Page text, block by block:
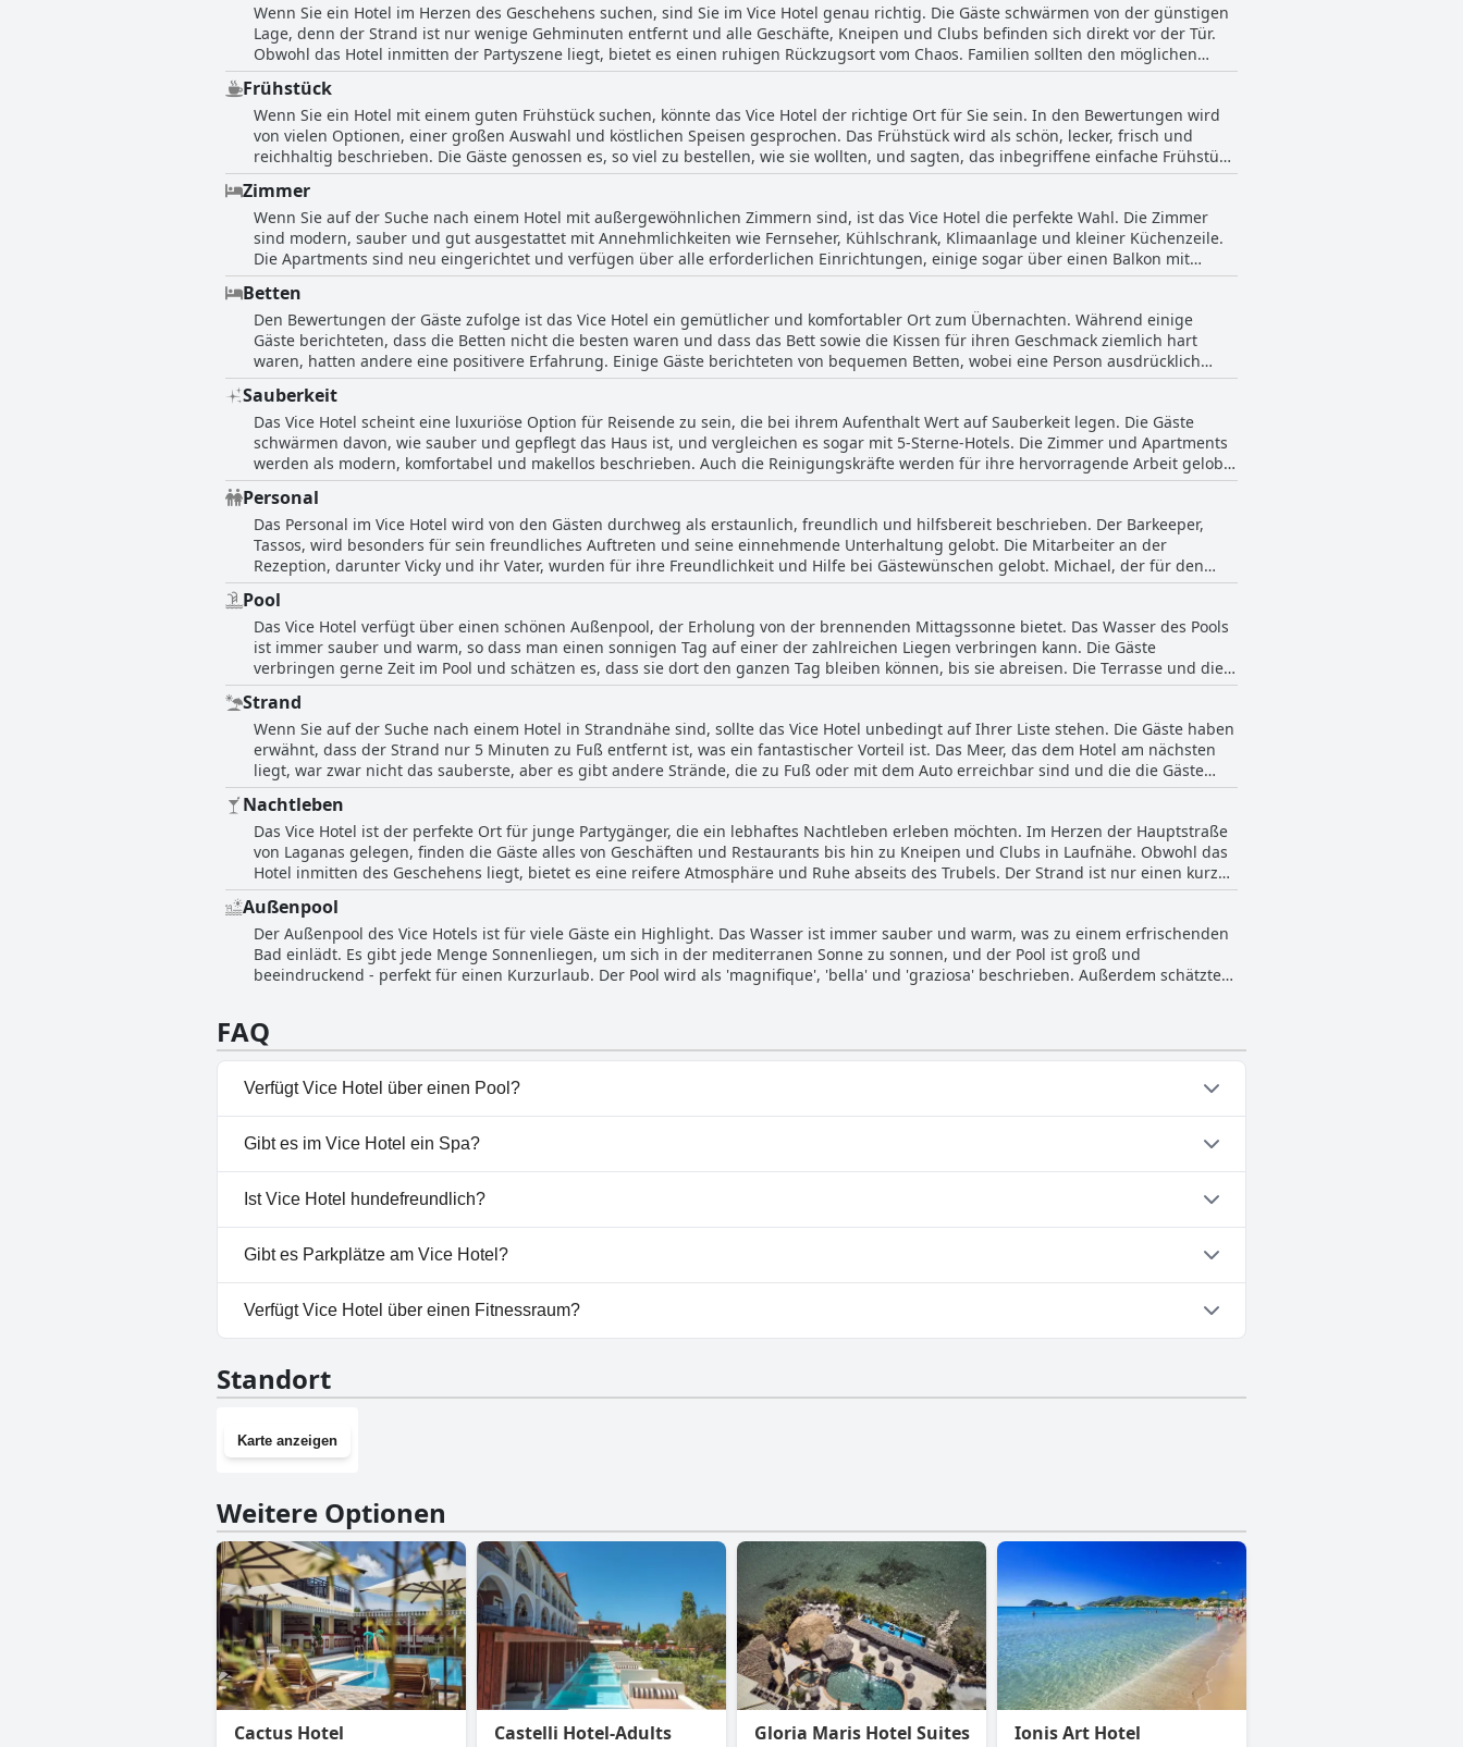
Wenn Sie ein Hotel im Herzen des Geschehens suchen, sind Sie im Vice Hotel genau richtig. Die Gäste schwärmen von der günstigen
Lage, denn der Strand ist nur wenige Gehminuten entfernt und alle Geschäfte, Kneipen und Clubs befinden sich direkt vor der Tür.
Obwohl das Hotel inmitten der Partyszene liegt, bietet es einen ruhigen Rückzugsort vom Chaos. Familien sollten den möglichen
Lärm der nahegelegenen Nachtclubs beachten, aber für diejenigen, die einen lebendigen und zentralen Ausgangspunkt für die
Erkundung der Insel suchen, ist die perfekte Lage des Vice Hotels unübertrefflich.
Frühstück
Wenn Sie ein Hotel mit einem guten Frühstück suchen, könnte das Vice Hotel der richtige Ort für Sie sein. In den Bewertungen wird
von vielen Optionen, einer großen Auswahl und köstlichen Speisen gesprochen. Das Frühstück wird als schön, lecker, frisch und
reichhaltig beschrieben. Die Gäste genossen es, so viel zu bestellen, wie sie wollten, und sagten, das inbegriffene einfache Frühstück
sei gut. Einige nannten es sogar unglaublich. In einigen wenigen Bewertungen wird erwähnt, dass die Auswahl begrenzt ist oder
man für bestimmte Speisen extra bezahlen muss, aber insgesamt wurde das Frühstück positiv bewertet. Einige Gäste sagten, es sei
ein perfektes Buffet, andere erwähnten bestimmte Dinge, die sie gerne gegessen haben, wie frisches Obst, griechischen Joghurt und
Omeletts. Einige Gäste bemängelten die sich wiederholenden Optionen, aber viele genossen die Vielfalt des Angebots. Das Frühstück
wurde in mehreren Sprachen beschrieben, wobei sich Gäste auf Französisch, Deutsch, Ungarisch, Italienisch, Niederländisch und
Hebräisch positiv äußerten. Insgesamt scheint das Vice Hotel eine gute Wahl für diejenigen zu sein, die vor dem Start in den Tag ein
leckeres Frühstück genießen möchten.
Zimmer
Wenn Sie auf der Suche nach einem Hotel mit außergewöhnlichen Zimmern sind, ist das Vice Hotel die perfekte Wahl. Die Zimmer
sind modern, sauber und gut ausgestattet mit Annehmlichkeiten wie Fernseher, Kühlschrank, Klimaanlage und kleiner Küchenzeile.
Die Apartments sind neu eingerichtet und verfügen über alle erforderlichen Einrichtungen, einige sogar über einen Balkon mit
einem schönen Platz zum Sitzen und Entspannen. Alle Zimmer und Apartments sind makellos und schallisoliert, so dass Sie einen
angenehmen und komfortablen Aufenthalt genießen können. Die Badezimmer sind mit allem ausgestattet, was Sie brauchen,
einschließlich einer großen Dusche und einem Haartrockner. Die geräumigen und ordentlich eingerichteten Zimmer haben im
Vergleich zu den anderen in der Gegend einen luxuriösen Charakter. Die Bilder der Zimmer im Vice Hotel geben eine klare
Vorstellung davon, was Sie erwartet. Neben den tollen Zimmern hat das Hotel auch ein fantastisches Personal. Vicky, die Managerin,
ist sehr hilfsbereit und steht immer für Fragen zur Verfügung. Das Hotel verfügt über einen Poolbereich mit einer Tischtennisplatte
und einem Billardbereich, in dem sich die Gäste entspannen können. Obwohl einige Gäste ihre Zimmer als klein empfanden, sind die
Zimmer des Vice Hotels im Großen und Ganzen sehr gepflegt, sauber und von guter Qualität.
Betten
Den Bewertungen der Gäste zufolge ist das Vice Hotel ein gemütlicher und komfortabler Ort zum Übernachten. Während einige
Gäste berichteten, dass die Betten nicht die besten waren und dass das Bett sowie die Kissen für ihren Geschmack ziemlich hart
waren, hatten andere eine positivere Erfahrung. Einige Gäste berichteten von bequemen Betten, wobei eine Person ausdrücklich
erwähnte, dass ihr Freund das Bett liebte. Obwohl es ein paar gemischte Bewertungen gab, war das Hotelpersonal sehr
entgegenkommend und gab den Gästen zusätzliche Kissen für einen bequemeren Schlaf. Insgesamt ist das Vice Hotel wegen seiner
gemütlichen und komfortablen Atmosphäre ein empfehlenswerter Ort für einen Aufenthalt.
Sauberkeit
Das Vice Hotel scheint eine luxuriöse Option für Reisende zu sein, die bei ihrem Aufenthalt Wert auf Sauberkeit legen. Die Gäste
schwärmen davon, wie sauber und gepflegt das Haus ist, und vergleichen es sogar mit 5-Sterne-Hotels. Die Zimmer und Apartments
werden als modern, komfortabel und makellos beschrieben. Auch die Reinigungskräfte werden für ihre hervorragende Arbeit gelobt.
Die Lage des Hotels, das Essen und die Annehmlichkeiten werden ebenfalls hoch bewertet. Insgesamt ist das Vice Hotel eine
hervorragende Wahl für alle, die einen sauberen und komfortablen Aufenthalt suchen.
Personal
Das Personal im Vice Hotel wird von den Gästen durchweg als erstaunlich, freundlich und hilfsbereit beschrieben. Der Barkeeper,
Tassos, wird besonders für sein freundliches Auftreten und seine einnehmende Unterhaltung gelobt. Die Mitarbeiter an der
Rezeption, darunter Vicky und ihr Vater, wurden für ihre Freundlichkeit und Hilfe bei Gästewünschen gelobt. Michael, der für den
Flughafentransfer zuständige Manager, wurde ebenfalls hoch gelobt. Mehrere Rezensenten merkten an, dass sich das Personal mehr
als nur Mühe gab, um den Gästen das bestmögliche Erlebnis zu bieten. Neben dem hervorragenden Service lobten viele Gäste auch
die Sauberkeit des Hotels und den schönen Poolbereich. Insgesamt sind die Mitarbeiter des Vice Hotels ein hervorstechendes
Merkmal des Hotels und tragen zu einer warmen und einladenden Atmosphäre für die Gäste bei.
Pool
Das Vice Hotel verfügt über einen schönen Außenpool, der Erholung von der brennenden Mittagssonne bietet. Das Wasser des Pools
ist immer sauber und warm, so dass man einen sonnigen Tag auf einer der zahlreichen Liegen verbringen kann. Die Gäste
verbringen gerne Zeit im Pool und schätzen es, dass sie dort den ganzen Tag bleiben können, bis sie abreisen. Die Terrasse und die
Aussicht auf den Pool sind ebenfalls schön und sorgen für ein entspannendes Erlebnis. Der Pool eignet sich hervorragend für
entspannende Abende, und zur Unterhaltung stehen Tischtennis und ein Billardtisch zur Verfügung. Die Gäste loben die Sauberkeit
und die Qualität des Pools, einige beschreiben ihn als erstaunlich. Das Hotel liegt in der Nähe des Laganas-Strandes, und einige
Zimmer bieten sogar direkten Zugang zum Pool, was für Ruhe und Entspannung sorgt. Der Pool im Vice Hotel wird von den Gästen
sehr empfohlen und jeder Gast lobt seine allgemeine Qualität und sein angenehmes Erlebnis.
Strand
Wenn Sie auf der Suche nach einem Hotel in Strandnähe sind, sollte das Vice Hotel unbedingt auf Ihrer Liste stehen. Die Gäste haben
erwähnt, dass der Strand nur 5 Minuten zu Fuß entfernt ist, was ein fantastischer Vorteil ist. Das Meer, das dem Hotel am nächsten
liegt, war zwar nicht das sauberste, aber es gibt andere Strände, die zu Fuß oder mit dem Auto erreichbar sind und die die Gäste
sehr empfehlen. Trotz dieses kleinen Mankos schätzen viele Gäste die hervorragende Lage des Hotels, das sich nicht nur in
Strandnähe, sondern auch in der Nähe der belebten Hauptstraße befindet. Ganz gleich, ob Sie einen erholsamen Tag am Strand
verbringen oder die pulsierende Stadt erkunden möchten, das Vice Hotel ist eine ideale Wahl.
Nachtleben
Das Vice Hotel ist der perfekte Ort für junge Partygänger, die ein lebhaftes Nachtleben erleben möchten. Im Herzen der Hauptstraße
von Laganas gelegen, finden die Gäste alles von Geschäften und Restaurants bis hin zu Kneipen und Clubs in Laufnähe. Obwohl das
Hotel inmitten des Geschehens liegt, bietet es eine reifere Atmosphäre und Ruhe abseits des Trubels. Der Strand ist nur einen kurzen
Spaziergang entfernt, so dass man tagsüber Sonne und Sand genießen kann, bevor man sich nachts der Party anschließt. Alles in
allem ist das Vice Hotel perfekt für alle, die sich amüsieren und austoben wollen.
Außenpool
Der Außenpool des Vice Hotels ist für viele Gäste ein Highlight. Das Wasser ist immer sauber und warm, was zu einem erfrischenden
Bad einlädt. Es gibt jede Menge Sonnenliegen, um sich in der mediterranen Sonne zu sonnen, und der Pool ist groß und
beeindruckend - perfekt für einen Kurzurlaub. Der Pool wird als 'magnifique', 'bella' und 'graziosa' beschrieben. Außerdem schätzten
FAQ
Verfügt Vice Hotel über einen Pool?
Ja, Vice Hotel hat Pools, die zu einer oder mehreren der folgenden Kategorien gehören: Außenpool.
Gibt es im Vice Hotel ein Spa?
Nein, ein Spa ist im Vice Hotel nicht vorhanden.
Ist Vice Hotel hundefreundlich?
Nein, Vice Hotel erlaubt keine Hunde.
Gibt es Parkplätze am Vice Hotel?
Ja, Parkmöglichkeiten sind im Vice Hotel vorhanden.
Verfügt Vice Hotel über einen Fitnessraum?
Standort
Karte anzeigen
Weitere Optionen
Cactus Hotel
Castelli Hotel-Adults
Gloria Maris Hotel Suites
Ionis Art Hotel